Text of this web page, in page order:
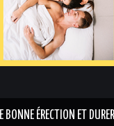
BONNE ÉRECTION ET